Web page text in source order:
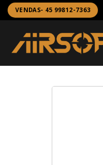
Skip
to
content
VENDAS- 45 99812-7363